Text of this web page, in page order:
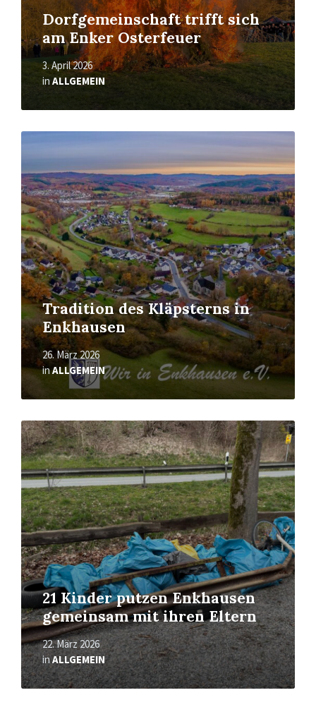
Dorfgemeinschaft trifft sich
am Enker Osterfeuer
3. April 2026
inALLGEMEIN
Tradition des Kläpsterns in
Enkhausen
26. März 2026
inALLGEMEIN
Mehr
21 Kinder putzen Enkhausen
gemeinsam mit ihren Eltern
22. März 2026
inALLGEMEIN
Mehr
erfahren